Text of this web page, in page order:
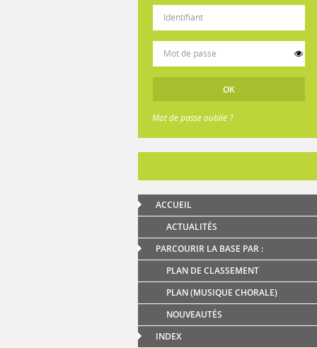
Mot de passe oublié ?
ACCUEIL
ACTUALITÉS
PARCOURIR LA BASE PAR :
PLAN DE CLASSEMENT
PLAN (MUSIQUE CHORALE)
NOUVEAUTÉS
INDEX